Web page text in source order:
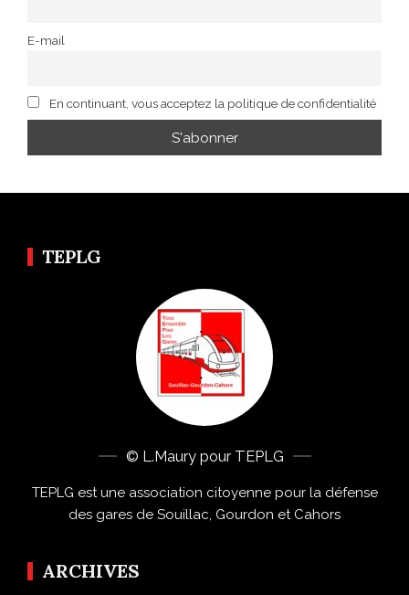
E-mail
En continuant, vous acceptez la politique de confidentialité
TEPLG
© L.Maury pour TEPLG
TEPLG est une association citoyenne pour la défense
des gares de Souillac, Gourdon et Cahors
ARCHIVES